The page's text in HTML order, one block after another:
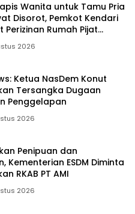
Wanita untuk Tamu Pria
Disorot, Pemkot Kendari
Perizinan Rumah Pijat
2026
Ketua NasDem Konut
Tersangka Dugaan
Penggelapan
2026
Penipuan dan
Kementerian ESDM Diminta
RKAB PT AMI
2026